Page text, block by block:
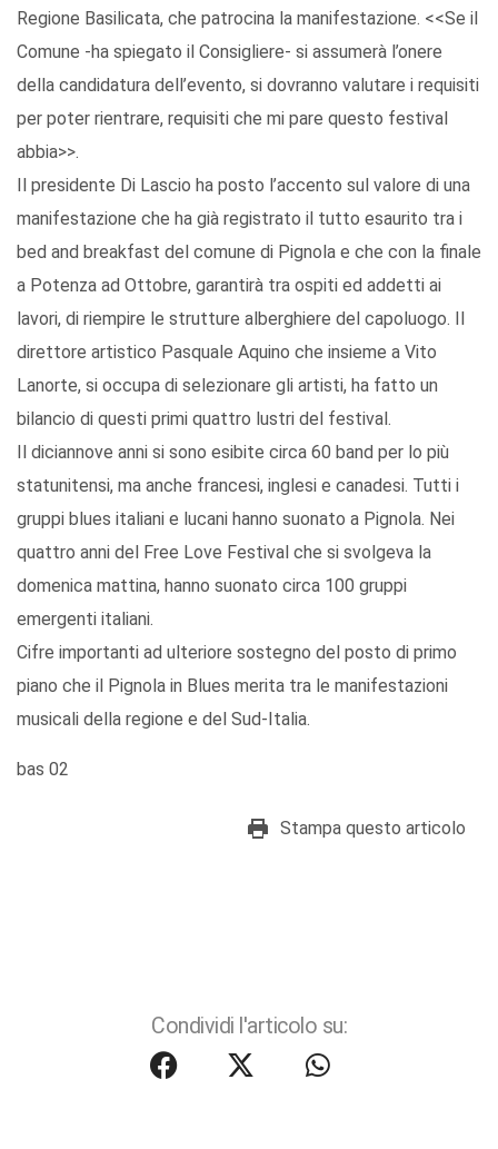
Regione Basilicata, che patrocina la manifestazione. <<Se il
Comune -ha spiegato il Consigliere- si assumerà l’onere
della candidatura dell’evento, si dovranno valutare i requisiti
per poter rientrare, requisiti che mi pare questo festival
abbia>>.
Il presidente Di Lascio ha posto l’accento sul valore di una
manifestazione che ha già registrato il tutto esaurito tra i
bed and breakfast del comune di Pignola e che con la finale
a Potenza ad Ottobre, garantirà tra ospiti ed addetti ai
lavori, di riempire le strutture alberghiere del capoluogo. Il
direttore artistico Pasquale Aquino che insieme a Vito
Lanorte, si occupa di selezionare gli artisti, ha fatto un
bilancio di questi primi quattro lustri del festival.
Il diciannove anni si sono esibite circa 60 band per lo più
statunitensi, ma anche francesi, inglesi e canadesi. Tutti i
gruppi blues italiani e lucani hanno suonato a Pignola. Nei
quattro anni del Free Love Festival che si svolgeva la
domenica mattina, hanno suonato circa 100 gruppi
emergenti italiani.
Cifre importanti ad ulteriore sostegno del posto di primo
piano che il Pignola in Blues merita tra le manifestazioni
musicali della regione e del Sud-Italia.
bas 02
Stampa questo articolo
Condividi l'articolo su: